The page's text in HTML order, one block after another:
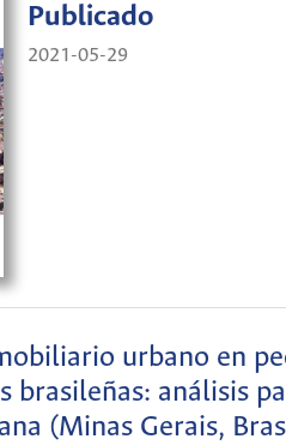
Publicado
2021-05-29
urbano en
brasileñas: análisis
(Minas Gerais,